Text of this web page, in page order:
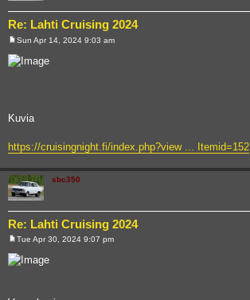
Re: Lahti Cruising 2024
o
s
Sun Apr 14, 2024 9:03 am
Kuvia
https://cruisingnight.fi/index.php?view ... Itemid=152
sbc350
Re: Lahti Cruising 2024
o
s
Tue Apr 30, 2024 9:07 pm